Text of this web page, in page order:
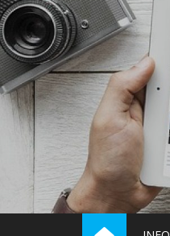
Skip
to
content